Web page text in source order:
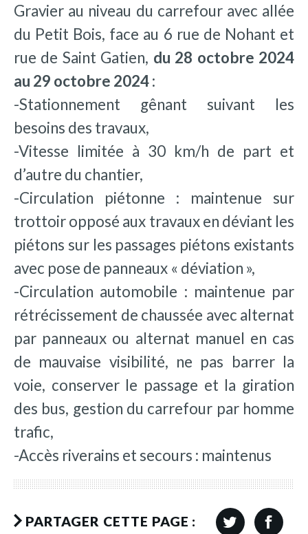
Gravier au niveau du carrefour avec allée
du Petit Bois, face au 6 rue de Nohant et
rue de Saint Gatien, du 28 octobre 2024
au 29 octobre 2024 :
-Stationnement gênant suivant les
besoins des travaux,
-Vitesse limitée à 30 km/h de part et
d’autre du chantier,
-Circulation piétonne : maintenue sur
trottoir opposé aux travaux en déviant les
piétons sur les passages piétons existants
avec pose de panneaux « déviation »,
-Circulation automobile : maintenue par
rétrécissement de chaussée avec alternat
par panneaux ou alternat manuel en cas
de mauvaise visibilité, ne pas barrer la
voie, conserver le passage et la giration
des bus, gestion du carrefour par homme
trafic,
-Accès riverains et secours : maintenus
PARTAGER CETTE PAGE :